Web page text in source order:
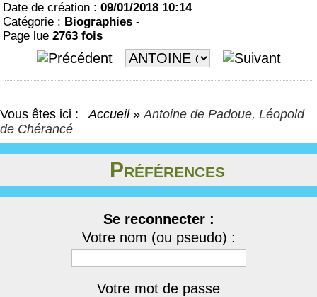
Date de création : 09/01/2018 10:14
Catégorie : Biographies -
Page lue 2763 fois
Vous êtes ici : Accueil »Antoine de Padoue, Léopold
de Chérancé
Préférences
Se reconnecter :
Votre nom (ou pseudo) :
Votre mot de passe